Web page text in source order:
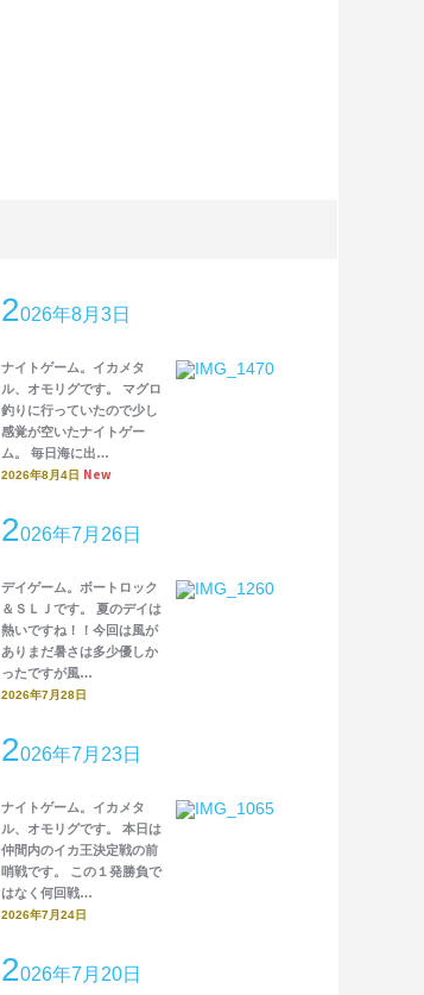
2026年8月3日
ナイトゲーム。イカメタ
ル、オモリグです。 マグロ
釣りに行っていたので少し
感覚が空いたナイトゲー
ム。 毎日海に出…
2026年8月4日 New
2026年7月26日
デイゲーム。ボートロック
＆ＳＬＪです。 夏のデイは
熱いですね！！今回は風が
ありまだ暑さは多少優しか
ったですが風…
2026年7月28日
2026年7月23日
ナイトゲーム。イカメタ
ル、オモリグです。 本日は
仲間内のイカ王決定戦の前
哨戦です。 この１発勝負で
はなく何回戦…
2026年7月24日
2026年7月20日